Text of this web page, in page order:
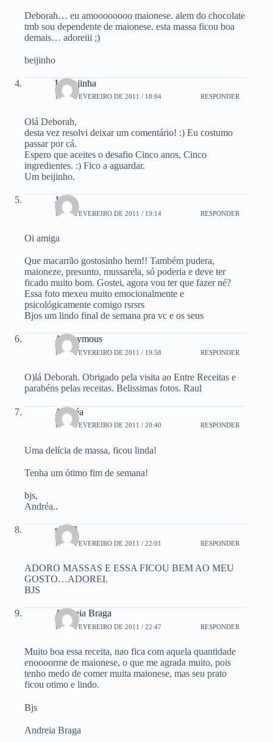
Deborah… eu amoooooooo maionese. alem do chocolate
tmb sou dependente de maionese. esta massa ficou boa
demais… adoreiii ;)
beijinho
Laranjinha
18 DE FEVEREIRO DE 2011 / 18:04 RESPONDER
Olá Deborah,
desta vez resolvi deixar um comentário! :) Eu costumo
passar por cá.
Espero que aceites o desafio Cinco anos, Cinco
ingredientes. :) Fico a aguardar.
Um beijinho.
Josy
18 DE FEVEREIRO DE 2011 / 19:14 RESPONDER
Oi amiga
Que macarrão gostosinho hem!! Também pudera,
maioneze, presunto, mussarela, só poderia e deve ter
ficado muito bom. Gostei, agora vou ter que fazer né?
Essa foto mexeu muito emocionalmente e
psicológicamente comigo rsrsrs
Bjos um lindo final de semana pra vc e os seus
Anonymous
18 DE FEVEREIRO DE 2011 / 19:58 RESPONDER
O)lá Deborah. Obrigado pela visita ao Entre Receitas e
parabéns pelas receitas. Belissimas fotos. Raul
Andréa
18 DE FEVEREIRO DE 2011 / 20:40 RESPONDER
Uma delícia de massa, ficou linda!
Tenha um ótimo fim de semana!
bjs,
Andréa..
são33
18 DE FEVEREIRO DE 2011 / 22:01 RESPONDER
ADORO MASSAS E ESSA FICOU BEM AO MEU
GOSTO…ADOREI.
BJS
Andreia Braga
18 DE FEVEREIRO DE 2011 / 22:47 RESPONDER
Muito boa essa receita, nao fica com aquela quantidade
enoooorme de maionese, o que me agrada muito, pois
tenho medo de comer muita maionese, mas seu prato
ficou otimo e lindo.
Bjs
Andreia Braga